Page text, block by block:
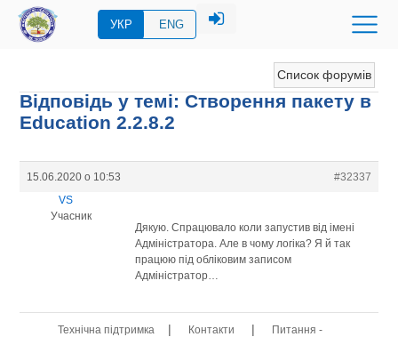
УКР ENG
Список форумів
Відповідь у темі: Створення пакету в
Education 2.2.8.2
15.06.2020 о 10:53
#32337
VS
Учасник
Дякую. Спрацювало коли запустив від імені
Адміністратора. Але в чому логіка? Я й так
працюю під обліковим записом
Адміністратор…
Технічна підтримка | Контакти |
Питання -